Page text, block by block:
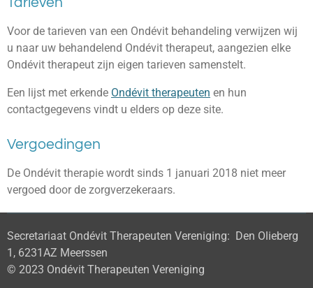
Voor de tarieven van een Ondévit behandeling verwijzen wij
u naar uw behandelend Ondévit therapeut, aangezien elke
Ondévit therapeut zijn eigen tarieven samenstelt.
Een lijst met erkende Ondévit therapeuten en hun
contactgegevens vindt u elders op deze site.
Vergoedingen
De Ondévit therapie wordt sinds 1 januari 2018 niet meer
vergoed door de zorgverzekeraars.
Secretariaat Ondévit Therapeuten Vereniging: Den Olieberg
1, 6231AZ Meerssen
© 2023 Ondévit Therapeuten Vereniging